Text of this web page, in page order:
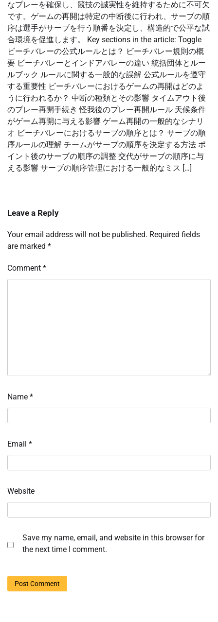
なプレーを確保し、競技の誠実性を維持するために不可欠
です。ゲームの再開は特定の中断後に行われ、サーブの順
序は選手がサーブを行う順番を決定し、構造的で公平な試
合環境を促進します。 Key sections in the article: Toggle
ビーチバレーの公式ルールとは？ ビーチバレー規則の概
要 ビーチバレーとインドアバレーの違い 統括団体とルー
ルブック ルールに関する一般的な誤解 公式ルールを遵守
する重要性 ビーチバレーにおけるゲームの再開はどのよ
うに行われるか？ 中断の種類とその影響 タイムアウト後
のプレー再開手続き 怪我後のプレー再開ルール 天候条件
がゲーム再開に与える影響 ゲーム再開の一般的なシナリ
オ ビーチバレーにおけるサーブの順序とは？ サーブの順
序ルールの理解 チームがサーブの順序を決定する方法 ポ
イント後のサーブの順序の調整 交代がサーブの順序に与
える影響 サーブの順序管理における一般的なミス […]
Leave a Reply
Your email address will not be published. Required fields
are marked *
Comment *
Name *
Email *
Website
Save my name, email, and website in this browser for
the next time I comment.